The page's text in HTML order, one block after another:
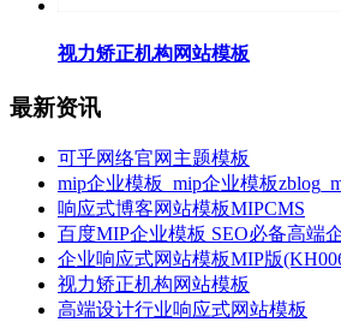
视力矫正机构网站模板
最新资讯
可乎网络官网主题模板
mip企业模板_mip企业模板
响应式博客网站模板MIPCMS
百度MIP企业模板 SEO必备高端
企业响应式网站模板MIP版
视力矫正机构网站模板
高端设计行业响应式网站模板